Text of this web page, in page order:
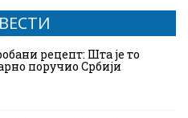
рецепт: Шта је то
поручио Србији